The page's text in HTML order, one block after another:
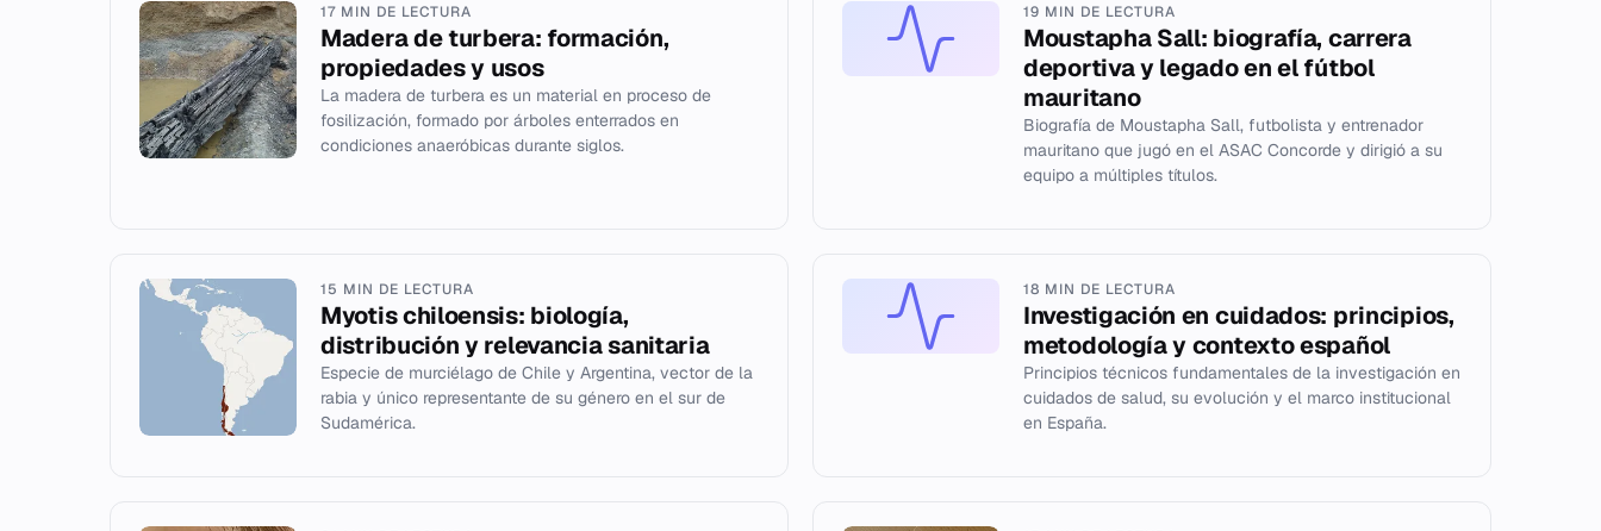
17 MIN DE LECTURA
Madera de turbera: formación,
propiedades y usos
La madera de turbera es un material en proceso de
fosilización, formado por árboles enterrados en
condiciones anaeróbicas durante siglos.
19 MIN DE LECTURA
Moustapha Sall: biografía, carrera
deportiva y legado en el fútbol
mauritano
Biografía de Moustapha Sall, futbolista y entrenador
mauritano que jugó en el ASAC Concorde y dirigió a su
equipo a múltiples títulos.
15 MIN DE LECTURA
Myotis chiloensis: biología,
distribución y relevancia sanitaria
Especie de murciélago de Chile y Argentina, vector de la
rabia y único representante de su género en el sur de
Sudamérica.
18 MIN DE LECTURA
Investigación en cuidados: principios,
metodología y contexto español
Principios técnicos fundamentales de la investigación en
cuidados de salud, su evolución y el marco institucional
en España.